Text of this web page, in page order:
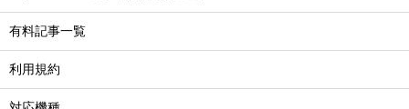
有料記事一覧
利用規約